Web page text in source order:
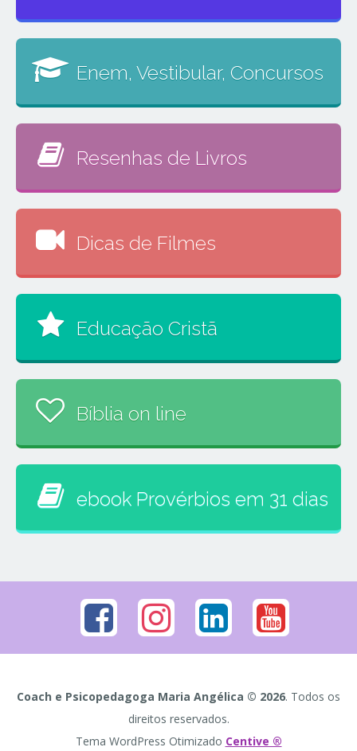
Enem, Vestibular, Concursos
Resenhas de Livros
Dicas de Filmes
Educação Cristã
Bíblia on line
ebook Provérbios em 31 dias
Coach e Psicopedagoga Maria Angélica © 2026. Todos os
direitos reservados.
Tema WordPress Otimizado Centive ®